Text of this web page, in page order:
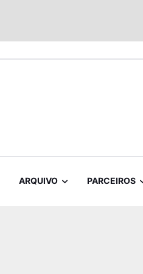
ARQUIVO PARCEIROS